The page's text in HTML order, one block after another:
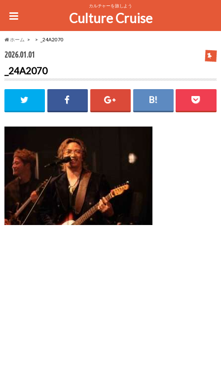
カルチャーを旅しよう
Culture Cruise
ホーム _24A2070
2026.01.01
_24A2070